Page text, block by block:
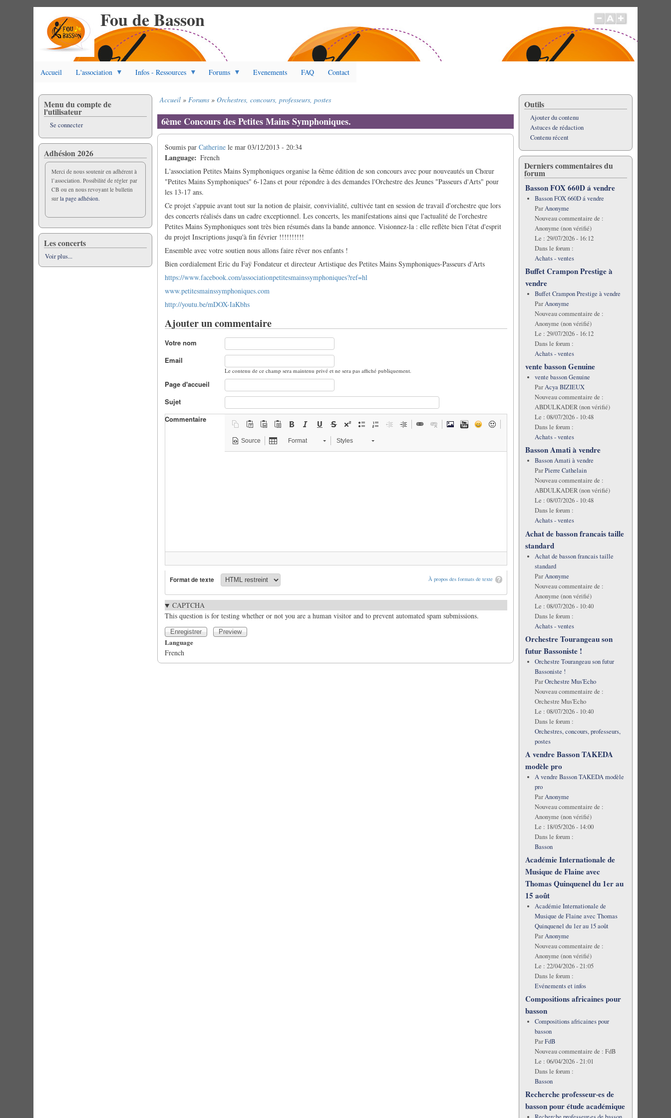
Fou de Basson
Accueil L'association Infos - Ressources Forums Evenements FAQ Contact
d'Ariane
Accueil Forums Orchestres, concours, professeurs, postes
6ème Concours des Petites Mains Symphoniques.
Soumis parCatherine lemar 03/12/2013 - 20:34
Language
French
L'association Petites Mains Symphoniques organise la 6ème édition de son concours avec pour nouveautés un Chœur
"Petites Mains Symphoniques" 6-12ans et pour répondre à des demandes l'Orchestre des Jeunes "Passeurs d'Arts" pour
les 13-17 ans.
Ce projet s'appuie avant tout sur la notion de plaisir, convivialité, cultivée tant en session de travail d'orchestre que lors
des concerts réalisés dans un cadre exceptionnel. Les concerts, les manifestations ainsi que l'actualité de l'orchestre
Petites Mains Symphoniques sont très bien résumés dans la bande annonce. Visionnez-la : elle reflète bien l'état d'esprit
du projet Inscriptions jusqu'à fin février !!!!!!!!!!
Ensemble avec votre soutien nous allons faire rêver nos enfants !
Bien cordialement Eric du Faÿ Fondateur et directeur Artistique des Petites Mains Symphoniques-Passeurs d'Arts
https://www.facebook.com/associationpetitesmainssymphoniques?ref=hl
www.petitesmainssymphoniques.com
http://youtu.be/mDOX-IaKbhs
Ajouter un commentaire
Votre nom
Email
Le contenu de ce champ sera maintenu privé et ne sera pas affiché publiquement.
Page d'accueil
Sujet
Commentaire
Source Format Styles
À propos des formats de texte
Format de texte
CAPTCHA
This question is for testing whether or not you are a human visitor and to prevent automated spam submissions.
Language
French
Menu du compte de
l'utilisateur
Se connecter
Adhésion 2026
Merci de nous soutenir en adhérent à
l’association. Possibilité de régler par
CB ou en nous revoyant le bulletin
surla page adhésion.
Les concerts
Voir plus...
Outils
Ajouter du contenu
Astuces de rédaction
Contenu récent
Derniers commentaires du
forum
Basson FOX 660D á vendre
Basson FOX 660D á vendre
ParAnonyme
Nouveau commentaire de :
Anonyme (non vérifié)
Le : 29/07/2026 - 16:12
Dans le forum :
Achats - ventes
Buffet Crampon Prestige à
vendre
Buffet Crampon Prestige à vendre
ParAnonyme
Nouveau commentaire de :
Anonyme (non vérifié)
Le : 29/07/2026 - 16:12
Dans le forum :
Achats - ventes
vente basson Genuine
vente basson Genuine
ParAcya BIZIEUX
Nouveau commentaire de :
ABDULKADER (non vérifié)
Le : 08/07/2026 - 10:48
Dans le forum :
Achats - ventes
Basson Amati à vendre
Basson Amati à vendre
ParPierre Cathelain
Nouveau commentaire de :
ABDULKADER (non vérifié)
Le : 08/07/2026 - 10:48
Dans le forum :
Achats - ventes
Achat de basson francais taille
standard
Achat de basson francais taille
standard
ParAnonyme
Nouveau commentaire de :
Anonyme (non vérifié)
Le : 08/07/2026 - 10:40
Dans le forum :
Achats - ventes
Orchestre Tourangeau son
futur Bassoniste !
Orchestre Tourangeau son futur
Bassoniste !
ParOrchestre Mus'Echo
Nouveau commentaire de :
Orchestre Mus'Echo
Le : 08/07/2026 - 10:40
Dans le forum :
Orchestres, concours, professeurs,
postes
A vendre Basson TAKEDA
modèle pro
A vendre Basson TAKEDA modèle
pro
ParAnonyme
Nouveau commentaire de :
Anonyme (non vérifié)
Le : 18/05/2026 - 14:00
Dans le forum :
Basson
Académie Internationale de
Musique de Flaine avec
Thomas Quinquenel du 1er au
15 août
Académie Internationale de
Musique de Flaine avec Thomas
Quinquenel du 1er au 15 août
ParAnonyme
Nouveau commentaire de :
Anonyme (non vérifié)
Le : 22/04/2026 - 21:05
Dans le forum :
Evénements et infos
Compositions africaines pour
basson
Compositions africaines pour
basson
ParFdB
Nouveau commentaire de : FdB
Le : 06/04/2026 - 21:01
Dans le forum :
Basson
Recherche professeur·es de
basson pour étude académique